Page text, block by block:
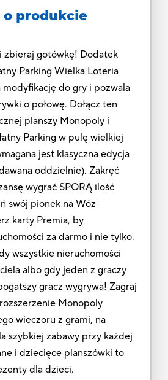
produkcie
zbieraj gotówkę! Dodatek
Parking Wielka Loteria
do gry i pozwala
o połowę. Dołącz ten
planszy Monopoly i
Parking w pulę wielkiej
jest klasyczna edycja
oddzielnie). Zakręć
wygrać SPORĄ ilość
swój pionek na Wóz
karty Premia, by
za darmo i nie tylko.
wszystkie nieruchomości
albo gdy jeden z graczy
gracz wygrywa! Zagraj
Monopoly
wieczoru z grami, na
szybkiej zabawy przy każdej
i dziecięce planszówki to
dla dzieci.